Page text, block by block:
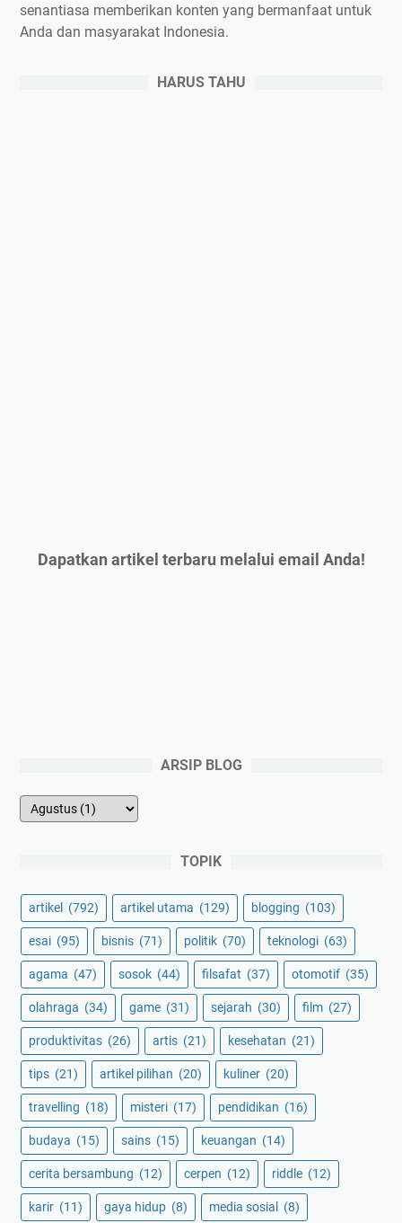
senantiasa memberikan konten yang bermanfaat untuk
Anda dan masyarakat Indonesia.
HARUS TAHU
Dapatkan artikel terbaru melalui email Anda!
ARSIP BLOG
TOPIK
artikel (792) artikel utama (129) blogging (103)
esai (95) bisnis (71) politik (70) teknologi (63)
agama (47) sosok (44) filsafat (37) otomotif (35)
olahraga (34) game (31) sejarah (30) film (27)
produktivitas (26) artis (21) kesehatan (21)
tips (21) artikel pilihan (20) kuliner (20)
travelling (18) misteri (17) pendidikan (16)
budaya (15) sains (15) keuangan (14)
cerita bersambung (12) cerpen (12) riddle (12)
karir (11) gaya hidup (8) media sosial (8)